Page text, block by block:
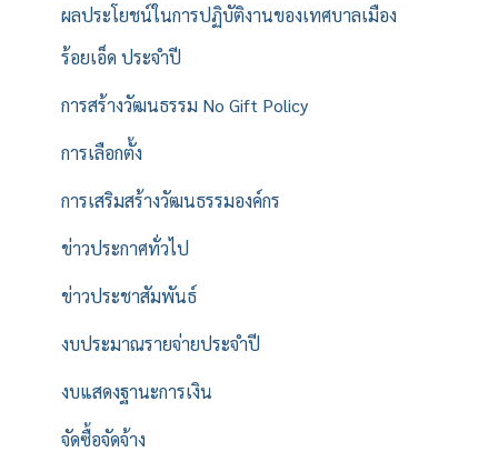
ผลประโยชน์ในการปฏิบัติงานของเทศบาลเมือง
ร้อยเอ็ด ประจำปี
การสร้างวัฒนธรรม No Gift Policy
การเลือกตั้ง
การเสริมสร้างวัฒนธรรมองค์กร
ข่าวประกาศทั่วไป
ข่าวประชาสัมพันธ์
งบประมาณรายจ่ายประจำปี
งบแสดงฐานะการเงิน
จัดซื้อจัดจ้าง